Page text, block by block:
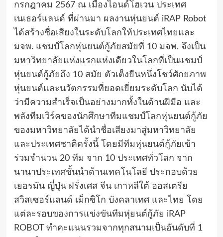
กรกฎาคม 2567 ณ เมืองไอนด์โฮเวน ประเทศ
เนเธอร์แลนด์ ที่ผ่านมา ผลงานหุ่นยนต์ iRAP Robot
ได้สร้างชื่อเสียงในระดับโลกให้ประเทศไทยและ
มจพ. แชมป์โลกหุ่นยนต์กู้ภัยสมัยที่ 10 มจพ. จึงเป็น
มหาวิทยาลัยแห่งแรกแห่งเดียวในโลกที่เป็นแชมป์
หุ่นยนต์กู้ภัยถึง 10 สมัย ตัวเต็งยืนหนึ่งโชว์ศักยภาพ
หุ่นยนต์และนวัตกรรมที่ยอดเยี่ยมระดับโลก นับได้
ว่ามีความสำเร็จเป็นอย่างมากทั้งในด้านฝีมือ และ
พลังทีมเวิร์คของนักศึกษาทีมแชมป์โลกหุ่นยนต์กู้ภัย
ของมหาวิทยาลัยได้นำชื่อเสียงมาสู่มหาวิทยาลัย
และประเทศชาติครั้งนี้ โดยมีทีมหุ่นยนต์กู้ภัยเข้า
ร่วมจำนวน 20 ทีม จาก 10 ประเทศทั่วโลก จาก
นานาประเทศชั้นนำด้านเทคโนโลยี ประกอบด้วย
เยอรมัน ญี่ปุ่น ฝรั่งเศส จีน เกาหลีใต้ ออสเตรีย
สวิสเซอร์แลนด์ เม็กซิโก บังคลาเทศ และไทย โดย
แต่ละรอบของการแข่งขันทีมหุ่ยนต์กู้ภัย iRAP
ROBOT ทำคะแนนรวมจากทุกสนามเป็นอันดับที่ 1